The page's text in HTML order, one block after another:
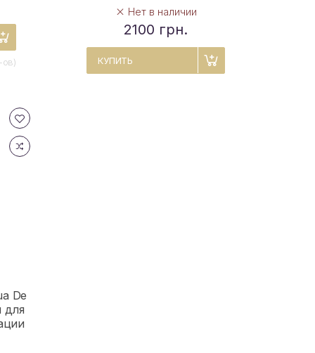
ов)
Нет в наличии
2100 грн.
КУПИТЬ
De
для